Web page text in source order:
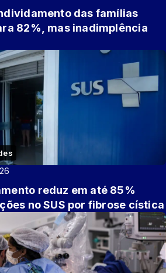
das famílias
82%, mas inadimplência
reduz em até 85%
no SUS por fibrose cística